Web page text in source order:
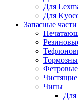
Для
Для
Запасные части
Фетровые
Чистящие
Чипы
Для